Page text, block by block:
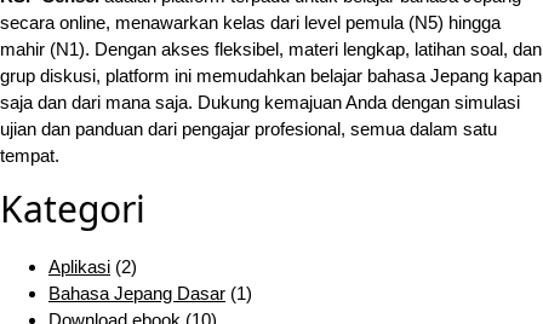
secara online, menawarkan kelas dari level pemula (N5) hingga
mahir (N1). Dengan akses fleksibel, materi lengkap, latihan soal, dan
grup diskusi, platform ini memudahkan belajar bahasa Jepang kapan
saja dan dari mana saja. Dukung kemajuan Anda dengan simulasi
ujian dan panduan dari pengajar profesional, semua dalam satu
tempat.
Kategori
Aplikasi (2)
Bahasa Jepang Dasar (1)
Download ebook (10)